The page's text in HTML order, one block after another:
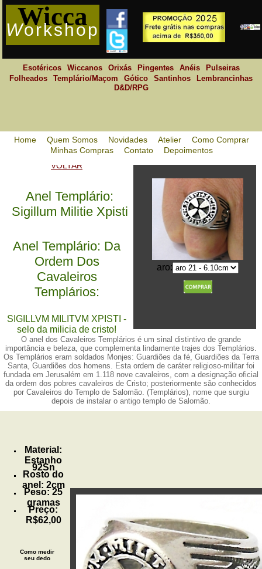
VOLTAR
aro:
Anel Templário:
Sigillum Militie Xpisti
Anel Templário: Da
Ordem Dos
Cavaleiros
Templários:
SIGILLVM MILITVM XPISTI -
selo da milicia de cristo!
O anel dos Cavaleiros Templários é um sinal distintivo de grande
importância e beleza, que complementa lindamente trajes dos Templários.
Os Templários eram soldados Monjes: Guardiões da fé, Guardiões da Terra
Santa, Guardiões dos homens. Esta ordem de caráter religioso-militar foi
fundada em Jerusalém em 1.118 nove cavaleiros, com a designação oficial
da ordem dos pobres cavaleiros de Cristo; posteriormente são conhecidos
por Cavaleiros do Templo de Salomão. (Templários), nome que surgiu
depois de instalar o antigo templo de Salomão.
Material:
Estanho
92Sn
Rosto do
anel: 2cm
Peso: 25
gramas
Preço:
R$62,00
Como medir
seu dedo
Wicca
Workshop
Esotéricos Wiccanos Orixás Pingentes Anéis
Pulseiras
Folheados
Templário/Maçom Gótico Santinhos
Lembrancinhas
D&D/RPG
Home Quem Somos Novidades Atelier
Como Comprar
Minhas Compras
Contato Depoimentos